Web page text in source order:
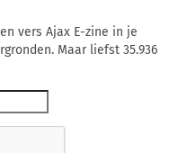
vers Ajax E-zine in je
Maar liefst 35.936